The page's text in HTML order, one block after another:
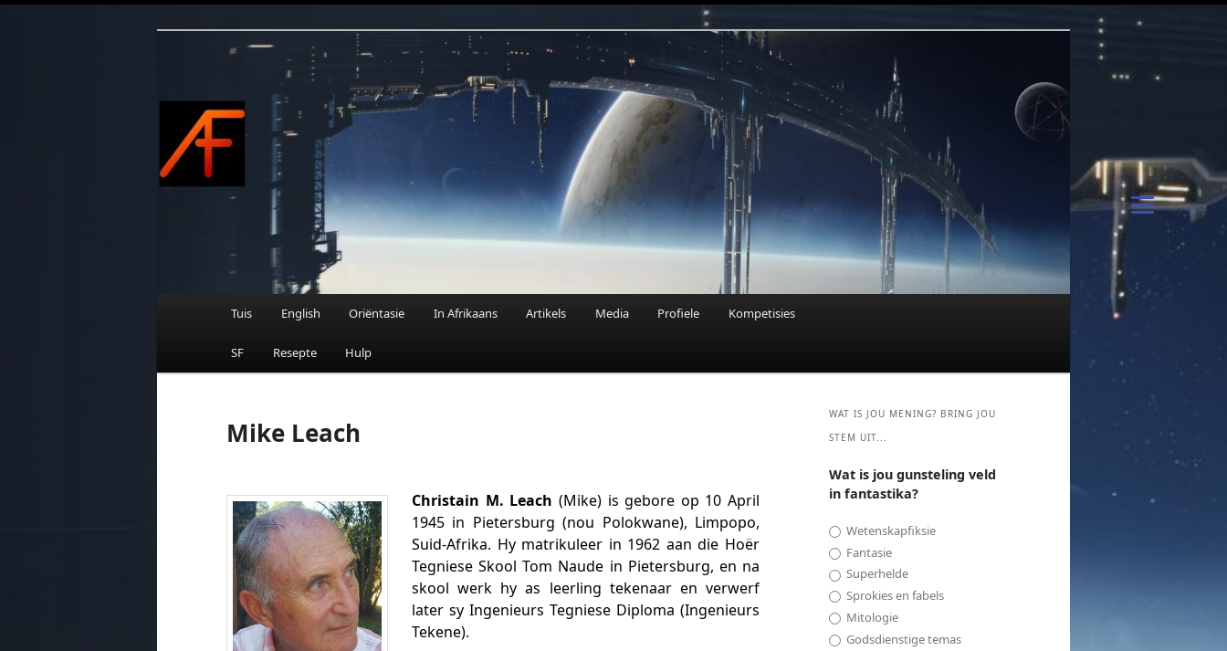
AFRIFIKSIE
Afrikaanse Wetenskapfiksie en Fantasie
Tuis English Oriëntasie In Afrikaans Artikels Media Profiele Kompetisies
SF Resepte Hulp
Mike Leach
Christain M. Leach (Mike) is gebore op 10 April
1945 in Pietersburg (nou Polokwane), Limpopo,
Suid-Afrika. Hy matrikuleer in 1962 aan die Hoër
Tegniese Skool Tom Naude in Pietersburg, en na
skool werk hy as leerling tekenaar en verwerf
later sy Ingenieurs Tegniese Diploma (Ingenieurs
Tekene).
WAT IS JOU MENING? BRING JOU
STEM UIT...
Wat is jou gunsteling veld
in fantastika?
Wetenskapfiksie
Fantasie
Superhelde
Sprokies en fabels
Mitologie
Godsdienstige temas